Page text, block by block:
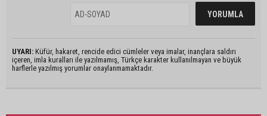
UYARI: Küfür, hakaret, rencide edici cümleler veya imalar, inançlara saldırı
içeren, imla kuralları ile yazılmamış, Türkçe karakter kullanılmayan ve büyük
harflerle yazılmış yorumlar onaylanmamaktadır.